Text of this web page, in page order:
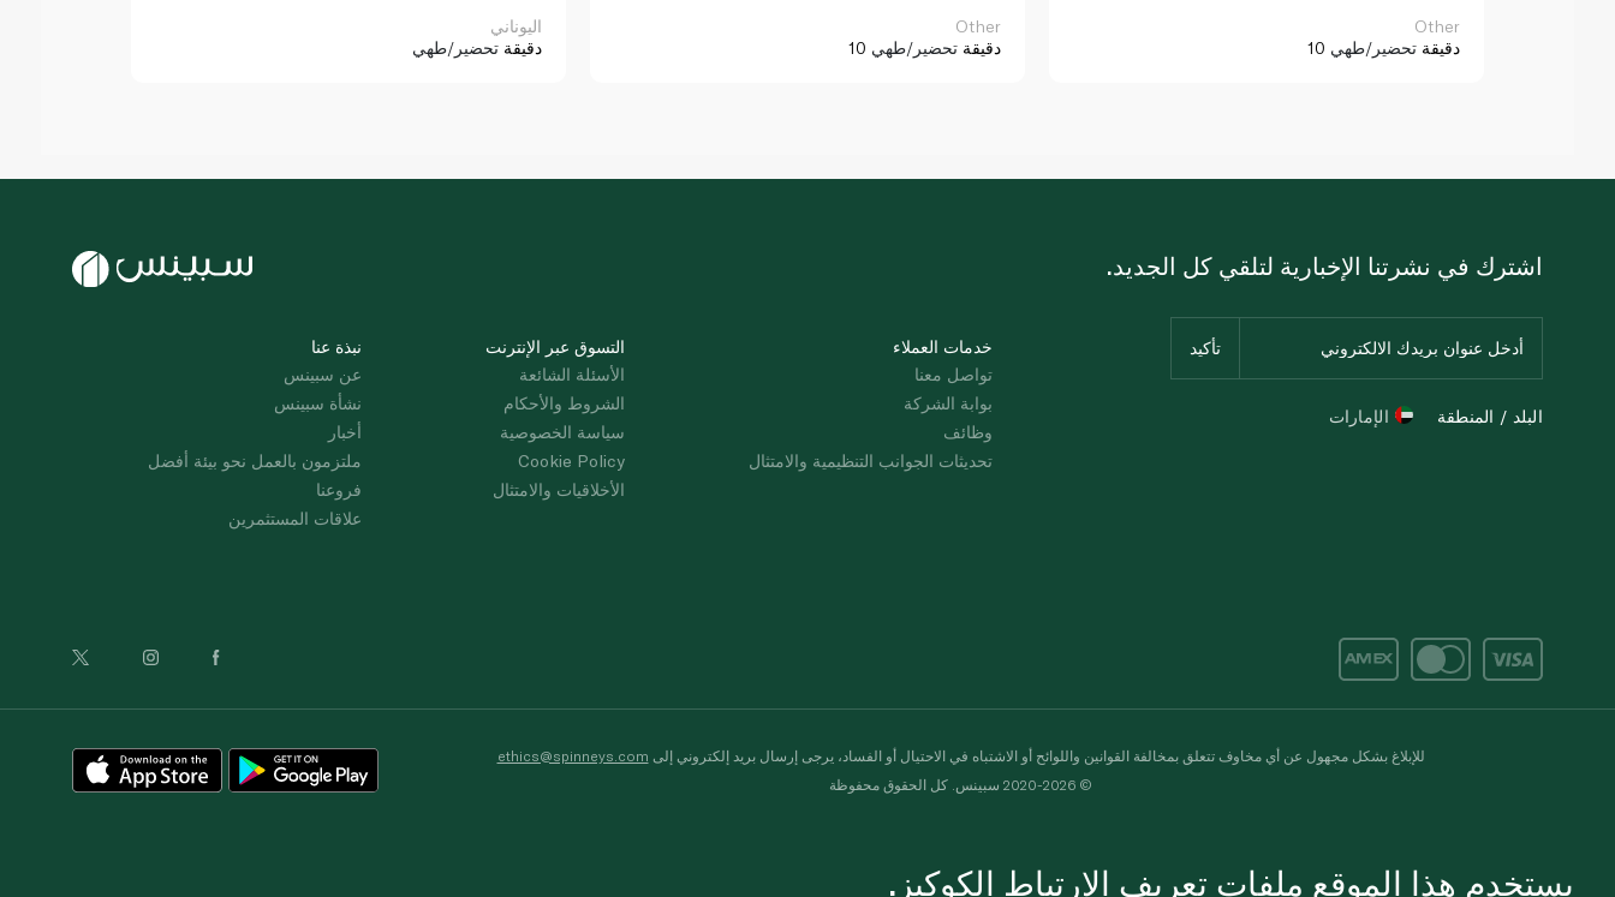
اليوناني
دقيقة تحضير/طهي
Other
10 دقيقة تحضير/طهي
Other
10 دقيقة تحضير/طهي
نبذة عنا
عن سبينس
نشأة سبينس
أخبار
ملتزمون بالعمل نحو بيئة أفضل
فروعنا
علاقات المستثمرين
التسوق عبر الإنترنت
الأسئلة الشائعة
الشروط والأحكام
سياسة الخصوصية
Cookie Policy
الأخلاقيات والامتثال
خدمات العملاء
تواصل معنا
بوابة الشركة
وظائف
تحديثات الجوانب التنظيمية والامتثال
اشترك في نشرتنا الإخبارية لتلقي كل الجديد.
البلد / المنطقة الإمارات
للإبلاغ بشكل مجهول عن أي مخاوف تتعلق بمخالفة القوانين واللوائح أو الاشتباه في الاحتيال أو الفساد، يرجى إرسال بريد إلكتروني إلى ethics@spinneys.com
© 2020-2026 سبينس. كل الحقوق محفوظة
يستخدم هذا الموقع ملفات تعريف الارتباط الكوكيز.